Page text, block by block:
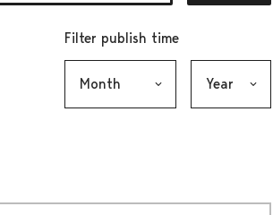
Filter publish time